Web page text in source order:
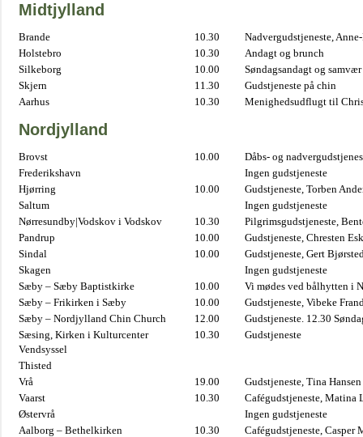
Midtjylland
Brande 10.30
Nadvergudstjeneste,
Holstebro
10.30
Andagt og brunch
Silkeborg
10.00
Søndagsandagt og samvær
Skjern
11.30
Gudstjeneste på chin
Aarhus
10.30 Menighedsudflugt til
Nordjylland
Brovst 10.00
Dåbs- og
Frederikshavn
Ingen gudstjeneste
Hjørring
10.00
Gudstjeneste, Torben
Saltum
Ingen gudstjeneste
Nørresundby|Vodskov i Vodskov
10.30
Pilgrimsgudstjeneste,
Pandrup
10.00
Gudstjeneste, Chresten
Sindal
10.00
Gudstjeneste, Gert
Skagen
Ingen gudstjeneste
Sæby – Sæby Baptistkirke
10.00
Vi mødes ved bålhytten i
Sæby – Frikirken i Sæby
10.00
Gudstjeneste, Vibeke
Sæby – Nordjylland Chin Church
12.00
Gudstjeneste. 12.30
Sæsing, Kirken i Kulturcenter
Vendsyssel
10.30 Gudstjeneste
Thisted
Vrå
19.00
Gudstjeneste, Tina Hansen
Vaarst
10.30
Cafégudstjeneste, Matina
Østervrå
Ingen gudstjeneste
Aalborg – Bethelkirken
10.30 Cafégudstjeneste, Casper